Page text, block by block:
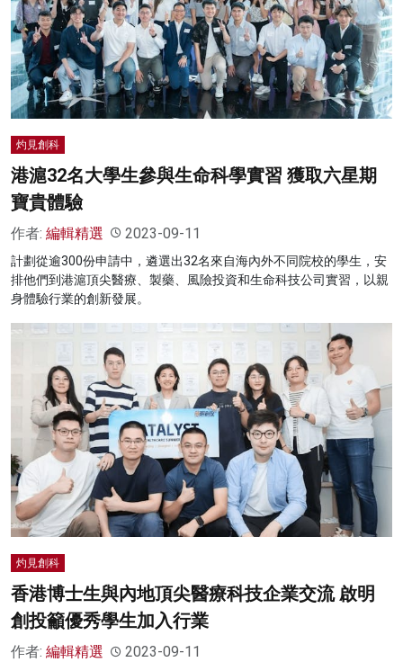
灼見創科
港滬32名大學生參與生命科學實習 獲取六星期
寶貴體驗
作者: 編輯精選 2023-09-11
計劃從逾300份申請中，遴選出32名來自海內外不同院校的學生，安
排他們到港滬頂尖醫療、製藥、風險投資和生命科技公司實習，以親
身體驗行業的創新發展。
灼見創科
香港博士生與內地頂尖醫療科技企業交流 啟明
創投籲優秀學生加入行業
作者: 編輯精選 2023-09-11